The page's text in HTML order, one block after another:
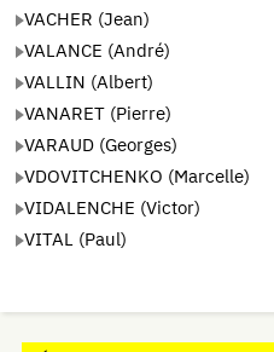
VACHER (Jean)
VALANCE (André)
VALLIN (Albert)
VANARET (Pierre)
VARAUD (Georges)
VDOVITCHENKO (Marcelle)
VIDALENCHE (Victor)
VITAL (Paul)